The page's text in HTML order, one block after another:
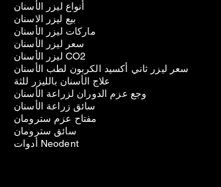
أنواع ليزر الأسنان
بيع ليزر الاسنان
ماركات ليزر الأسنان
سعر ليزر الأسنان
ليزر الأسنان CO2
سعر ليزر ثاني أكسيد الكربون لطب الأسنان
علاج الأسنان بالليزر للثة
وجع عزم الدوران لزراعة الأسنان
سائق زراعة الأسنان
مفتاح عزم سترومان
سائق سترومان
أدوات Neodent